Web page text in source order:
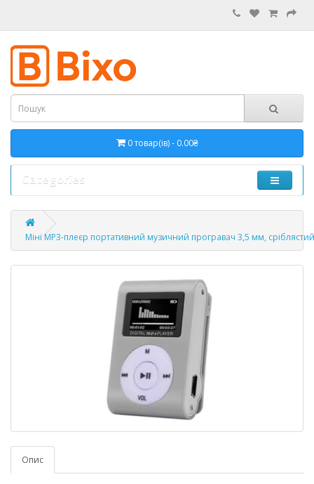
0 товар(ів) - 0.00₴
Categories
Міні MP3-плеєр портативний музичний програвач 3,5 мм, сріблястий
Опис